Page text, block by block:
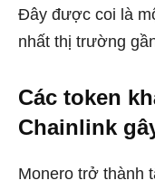
Đây được coi là
nhất thị trường
Các token
Chainlink
Monero trở thành